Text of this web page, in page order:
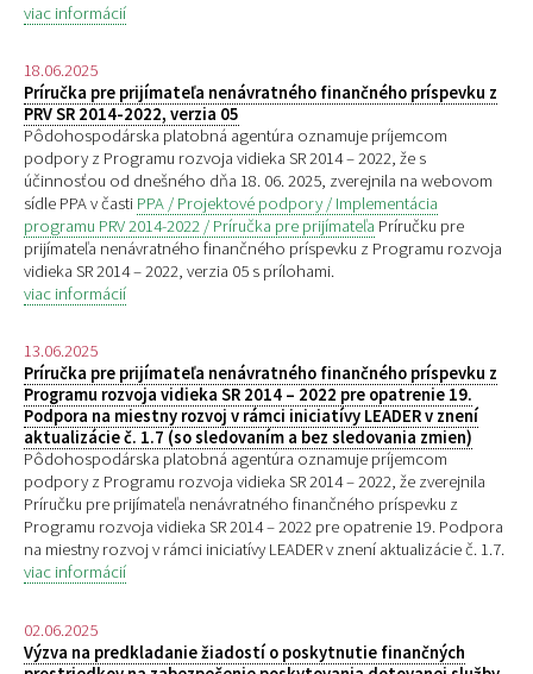
viac informácií
18.06.2025
Príručka pre prijímateľa nenávratného finančného príspevku z
PRV SR 2014-2022, verzia 05
Pôdohospodárska platobná agentúra oznamuje príjemcom
podpory z Programu rozvoja vidieka SR 2014 – 2022, že s
účinnosťou od dnešného dňa 18. 06. 2025, zverejnila na webovom
sídle PPA v časti PPA / Projektové podpory / Implementácia
programu PRV 2014-2022 / Príručka pre prijímateľa Príručku pre
prijímateľa nenávratného finančného príspevku z Programu rozvoja
vidieka SR 2014 – 2022, verzia 05 s prílohami.
viac informácií
13.06.2025
Príručka pre prijímateľa nenávratného finančného príspevku z
Programu rozvoja vidieka SR 2014 – 2022 pre opatrenie 19.
Podpora na miestny rozvoj v rámci iniciatívy LEADER v znení
aktualizácie č. 1.7 (so sledovaním a bez sledovania zmien)
Pôdohospodárska platobná agentúra oznamuje príjemcom
podpory z Programu rozvoja vidieka SR 2014 – 2022, že zverejnila
Príručku pre prijímateľa nenávratného finančného príspevku z
Programu rozvoja vidieka SR 2014 – 2022 pre opatrenie 19. Podpora
na miestny rozvoj v rámci iniciatívy LEADER v znení aktualizácie č. 1.7.
viac informácií
02.06.2025
Výzva na predkladanie žiadostí o poskytnutie finančných